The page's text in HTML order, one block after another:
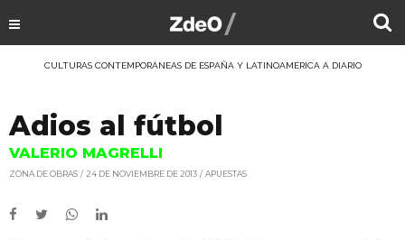
CULTURAS CONTEMPORÁNEAS DE ESPAÑA Y LATINOAMÉRICA A DIARIO
Adios al fútbol
VALERIO MAGRELLI
ZONA DE OBRAS 24 DE NOVIEMBRE DE 2013 APUESTAS